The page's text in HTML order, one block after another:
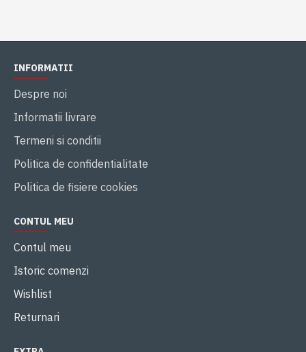
INFORMATII
Despre noi
Informatii livrare
Termeni si conditii
Politica de confidentialitate
Politica de fisiere cookies
CONTUL MEU
Contul meu
Istoric comenzi
Wishlist
Returnari